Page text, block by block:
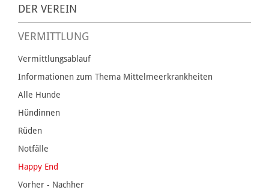
DER VEREIN
VERMITTLUNG
Vermittlungsablauf
Informationen zum Thema Mittelmeerkrankheiten
Alle Hunde
Hündinnen
Rüden
Notfälle
Happy End
Vorher - Nachher